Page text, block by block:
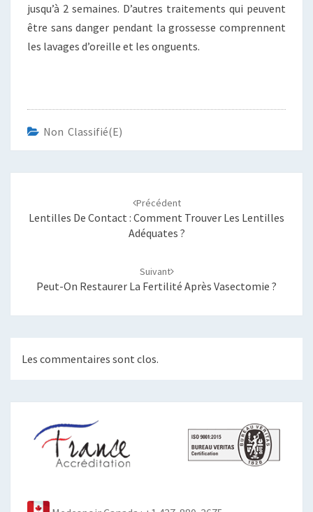
jusqu’à 2 semaines. D’autres traitements qui peuvent
être sans danger pendant la grossesse comprennent
les lavages d’oreille et les onguents.
Non Classifié(e)
Précédent
Lentilles De Contact : Comment Trouver Les Lentilles
Adéquates ?
Suivant
Peut-On Restaurer La Fertilité Après Vasectomie ?
Les commentaires sont clos.